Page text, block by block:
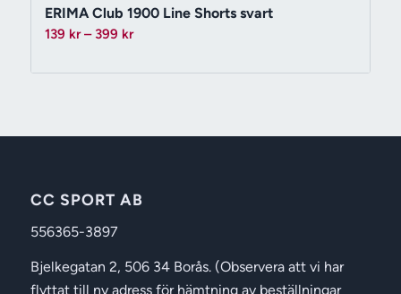
ERIMA Club 1900 Line Shorts svart
139 kr – 399 krPrisintervall:
till
CC SPORT AB
556365-3897
Bjelkegatan 2, 506 34 Borås. (Observera att vi har
flyttat till ny adress för hämtning av beställningar